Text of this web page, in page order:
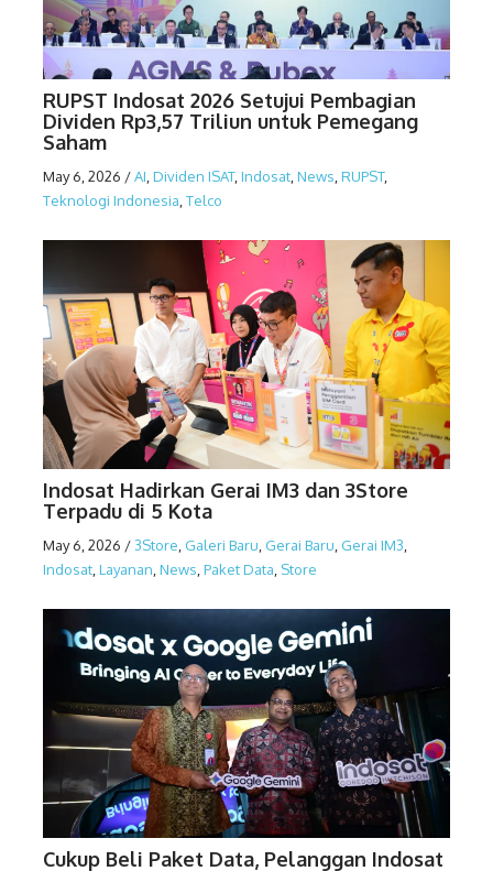
RUPST Indosat 2026 Setujui Pembagian
Dividen Rp3,57 Triliun untuk Pemegang
Saham
May 6, 2026 /AI Dividen ISAT, Indosat News RUPST,
Teknologi Indonesia Telco
Indosat Hadirkan Gerai IM3 dan 3Store
Terpadu di 5 Kota
May 6, 2026 /3Store Galeri Baru Gerai Baru Gerai IM3
Indosat Layanan News Paket Data Store
Cukup Beli Paket Data, Pelanggan Indosat